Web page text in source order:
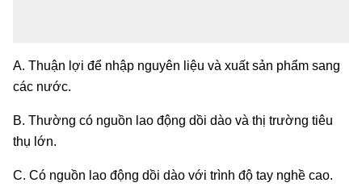
A. Thuận lợi để nhập nguyên liệu và xuất sản phẩm sang
các nước.
B. Thường có nguồn lao động dồi dào và thị trường tiêu
thụ lớn.
C. Có nguồn lao động dồi dào với trình độ tay nghề cao.